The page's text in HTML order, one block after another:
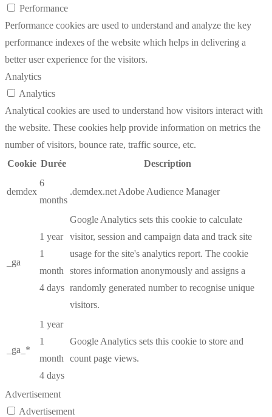
Performance
Performance cookies are used to understand and analyze the key
performance indexes of the website which helps in delivering a
better user experience for the visitors.
Analytics
Analytics
Analytical cookies are used to understand how visitors interact with
the website. These cookies help provide information on metrics the
number of visitors, bounce rate, traffic source, etc.
Cookie Durée Description
demdex
6
months
.demdex.net Adobe Audience Manager
_ga
1 year
1
month
4 days
Google Analytics sets this cookie to calculate
visitor, session and campaign data and track site
usage for the site's analytics report. The cookie
stores information anonymously and assigns a
randomly generated number to recognise unique
visitors.
_ga_*
1 year
1
month
4 days
Google Analytics sets this cookie to store and
count page views.
Advertisement
Advertisement